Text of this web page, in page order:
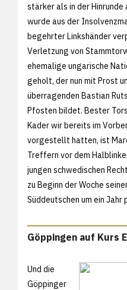
stärker als in der
wurde aus der
begehrter Linkshänder
Verletzung von
ehemalige ungarische
geholt, der nun mit Prost
überragenden Bastian
Pfosten bildet. Bester
Kader wir bereits im
vorgestellt hatten, ist
Treffern vor dem
jungen schwedischen
zu Beginn der Woche
Süddeutschen um ein
Göppingen auf Kurs
Und die
Göppinger